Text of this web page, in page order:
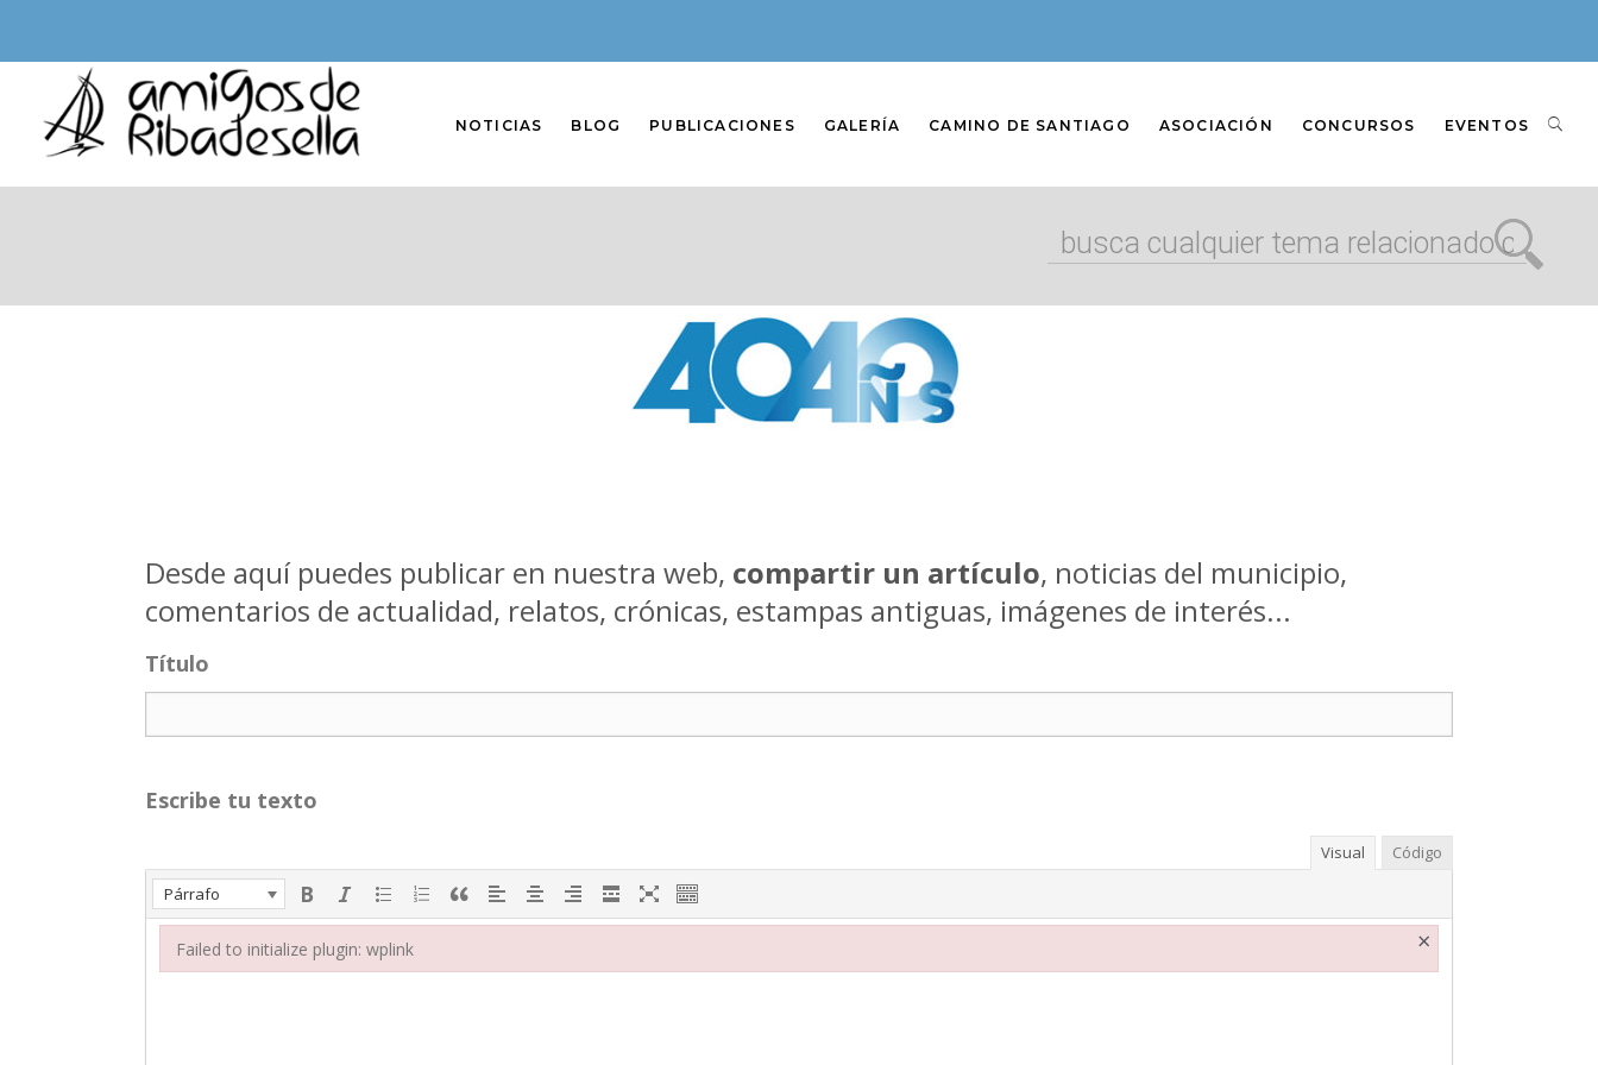
NOTICIAS BLOG PUBLICACIONES GALERÍA CAMINO DE SANTIAGO ASOCIACIÓN CONCURSOS EVENTOS
Desde aquí puedes publicar en nuestra web, compartir un artículo, noticias del municipio,
comentarios de actualidad, relatos, crónicas, estampas antiguas, imágenes de interés...
Título
Escribe tu texto
Visual
Código
Párrafo
Failed to initialize plugin: wplink ×
Failed to initialize plugin: wplink